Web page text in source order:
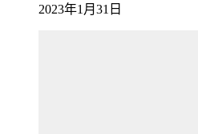
2023年1月31日